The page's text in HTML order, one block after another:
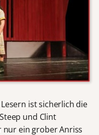
ist sicherlich die
und Clint
nur ein grober Anriss